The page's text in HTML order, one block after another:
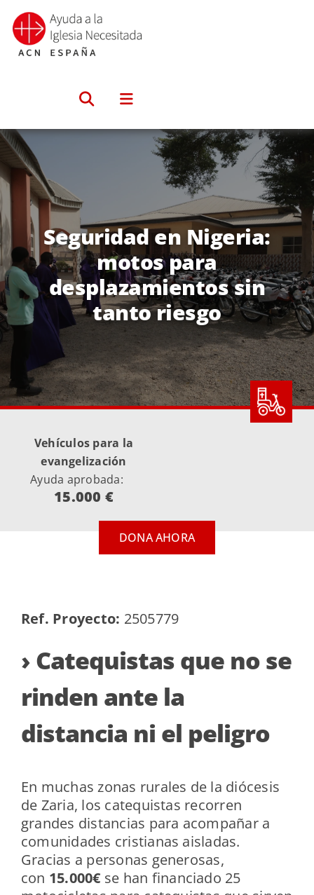
Saltar
contenido
Seguridad en Nigeria:
motos para
desplazamientos sin
tanto riesgo
Vehículos para la
evangelización
Ayuda aprobada:
15.000 €
DONA AHORA
Ref. Proyecto: 2505779
› Catequistas que no se
rinden ante la
distancia ni el peligro
En muchas zonas rurales de la diócesis
de Zaria, los catequistas recorren
grandes distancias para acompañar a
comunidades cristianas aisladas.
Gracias a personas generosas,
con 15.000€ se han financiado 25